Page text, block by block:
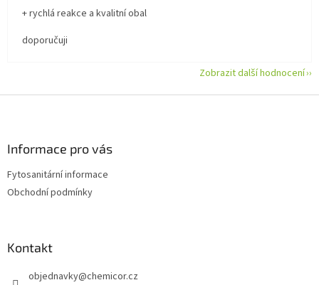
+ rychlá reakce a kvalitní obal
doporučuji
Zobrazit další hodnocení
Informace pro vás
Fytosanitární informace
Obchodní podmínky
Kontakt
objednavky@chemicor.cz